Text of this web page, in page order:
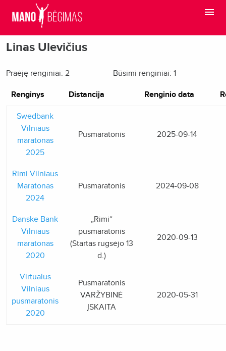
Linas Ulevičius
Praėję renginiai: 2 Būsimi renginiai: 1
Renginys Distancija Renginio data
Swedbank
Vilniaus
maratonas
2025
Pusmaratonis 2025-09-14
Rimi Vilniaus
Maratonas
2024
Pusmaratonis 2024-09-08
Danske Bank
Vilniaus
maratonas
2020
„Rimi“
pusmaratonis
(Startas rugsėjo 13
d.)
2020-09-13
Virtualus
Vilniaus
pusmaratonis
2020
Pusmaratonis
VARŽYBINĖ
ĮSKAITA
2020-05-31